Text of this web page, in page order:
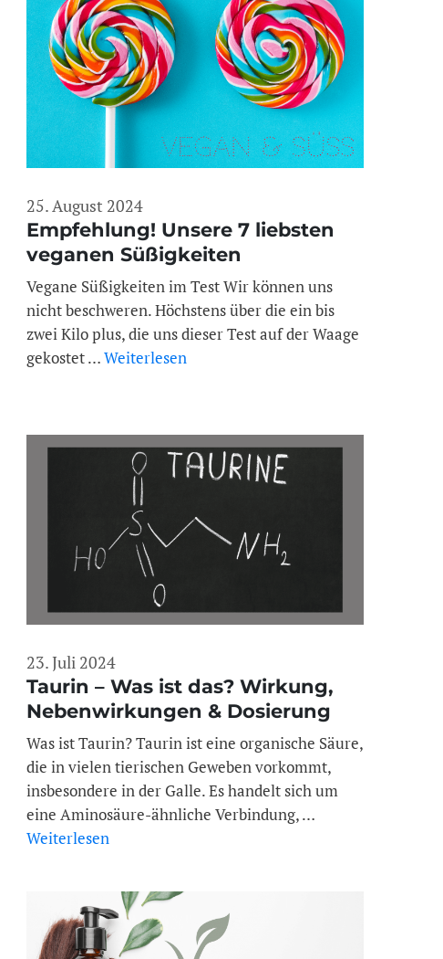
Empfehlung! Unsere 7 liebsten
veganen Süßigkeiten
25. August 2024
Vegane Süßigkeiten im Test Wir können uns
nicht beschweren. Höchstens über die ein bis
zwei Kilo plus, die uns dieser Test auf der Waage
gekostet …Weiterlesen
Taurin – Was ist das? Wirkung,
Nebenwirkungen & Dosierung
23. Juli 2024
Was ist Taurin? Taurin ist eine organische Säure,
die in vielen tierischen Geweben vorkommt,
insbesondere in der Galle. Es handelt sich um
eine Aminosäure-ähnliche Verbindung, …
Weiterlesen